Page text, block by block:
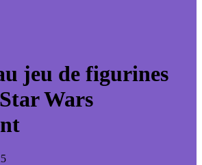
jeu de figurines
Wars